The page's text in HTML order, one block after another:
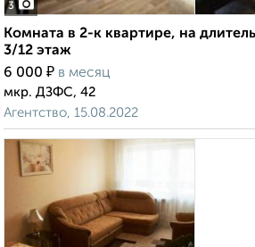
3
Комната в 2-к квартире, на
3/12 этаж
6 000 ₽ в месяц
мкр. ДЗФС, 42
Агентство, 15.08.2022